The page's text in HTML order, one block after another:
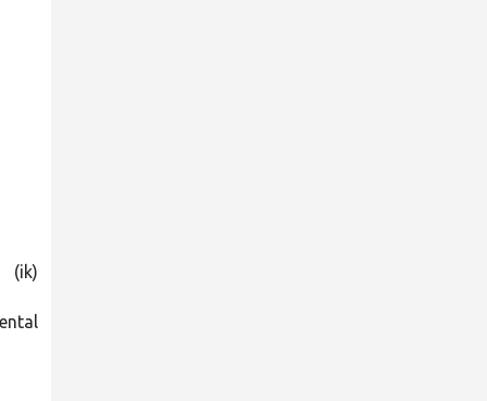
(ik)